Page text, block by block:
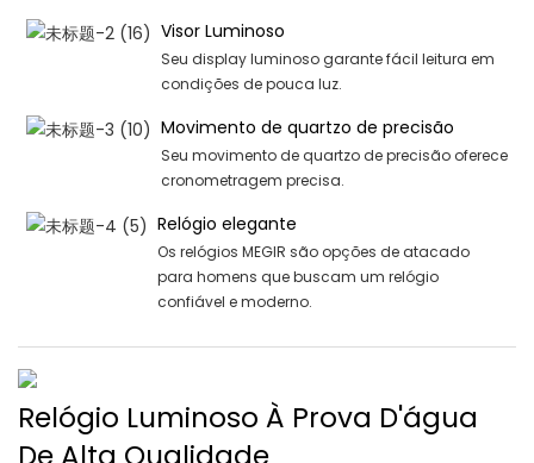
Visor Luminoso
Seu display luminoso garante fácil leitura em
condições de pouca luz.
Movimento de quartzo de precisão
Seu movimento de quartzo de precisão oferece
cronometragem precisa.
Relógio elegante
Os relógios MEGIR são opções de atacado
para homens que buscam um relógio
confiável e moderno.
Relógio Luminoso À Prova D'água